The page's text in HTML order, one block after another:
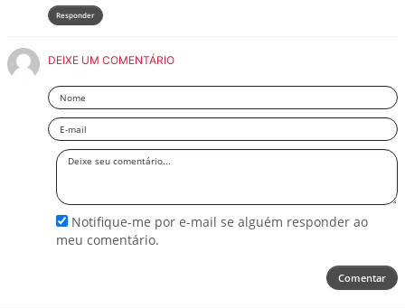
Responder
DEIXE UM COMENTÁRIO
Nome
Email
Deixe
Notifique-me por e-mail se alguém responder ao
meu comentário.
Comentar